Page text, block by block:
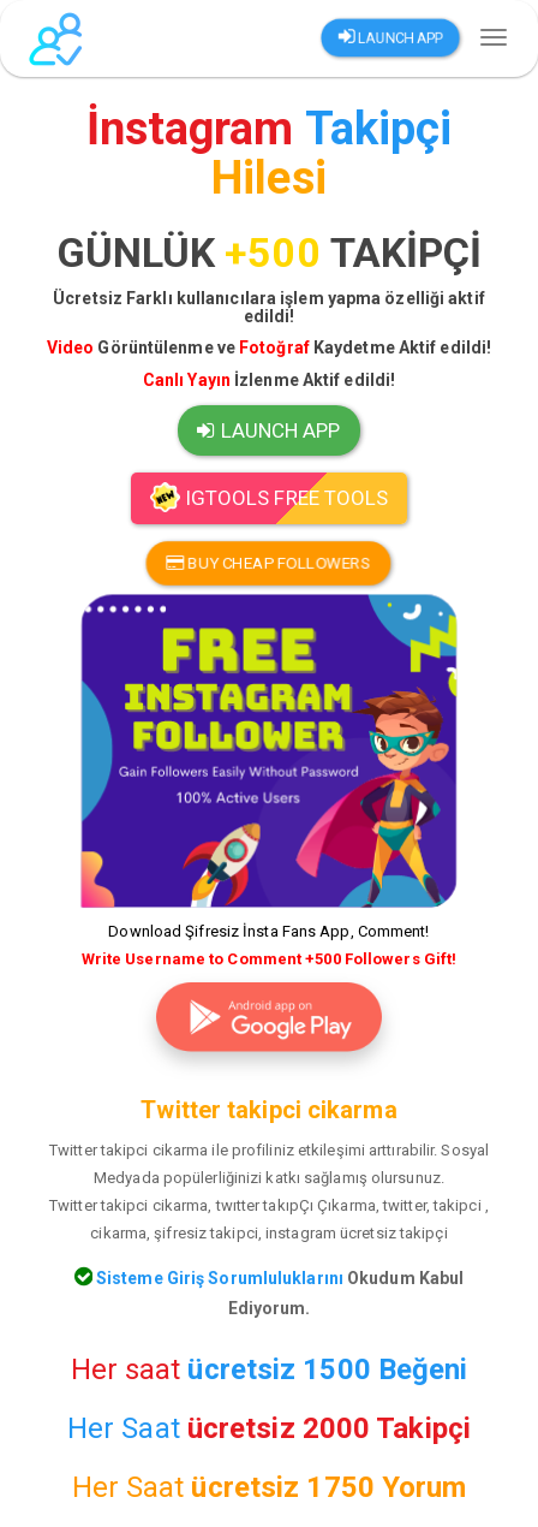
LAUNCH APP
İnstagram Takipçi
Hilesi
GÜNLÜK +500 TAKİPÇİ
Ücretsiz Farklı kullanıcılara işlem yapma özelliği aktif
edildi!
Video Görüntülenme ve Fotoğraf Kaydetme Aktif edildi!
Canlı Yayın İzlenme Aktif edildi!
LAUNCH APP
IGTOOLS FREE TOOLS
BUY CHEAP FOLLOWERS
Download Şifresiz İnsta Fans App, Comment!
Write Username to Comment +500 Followers Gift!
Twitter takipci cikarma
Twitter takipci cikarma ile profiliniz etkileşimi arttırabilir. Sosyal
Medyada popülerliğinizi katkı sağlamış olursunuz.
Twitter takipci cikarma, twıtter takıpÇı Çıkarma, twitter, takipci ,
cikarma, şifresiz takipci, instagram ücretsiz takipçi
Sisteme Giriş Sorumluluklarını Okudum Kabul
Ediyorum.
Her saat ücretsiz 1500 Beğeni
Her Saat ücretsiz 2000 Takipçi
Her Saat ücretsiz 1750 Yorum